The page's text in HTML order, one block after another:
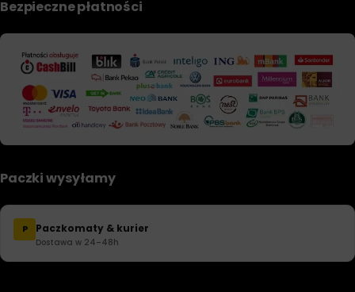
Bezpieczne płatności
Paczki wysyłamy
P Paczkomaty & kurier
Dostawa w 24–48h